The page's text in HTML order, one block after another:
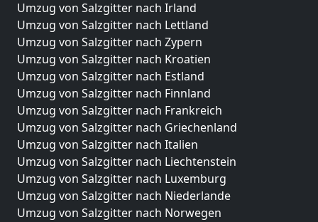
Umzug von Salzgitter nach Irland
Umzug von Salzgitter nach Lettland
Umzug von Salzgitter nach Zypern
Umzug von Salzgitter nach Kroatien
Umzug von Salzgitter nach Estland
Umzug von Salzgitter nach Finnland
Umzug von Salzgitter nach Frankreich
Umzug von Salzgitter nach Griechenland
Umzug von Salzgitter nach Italien
Umzug von Salzgitter nach Liechtenstein
Umzug von Salzgitter nach Luxemburg
Umzug von Salzgitter nach Niederlande
Umzug von Salzgitter nach Norwegen